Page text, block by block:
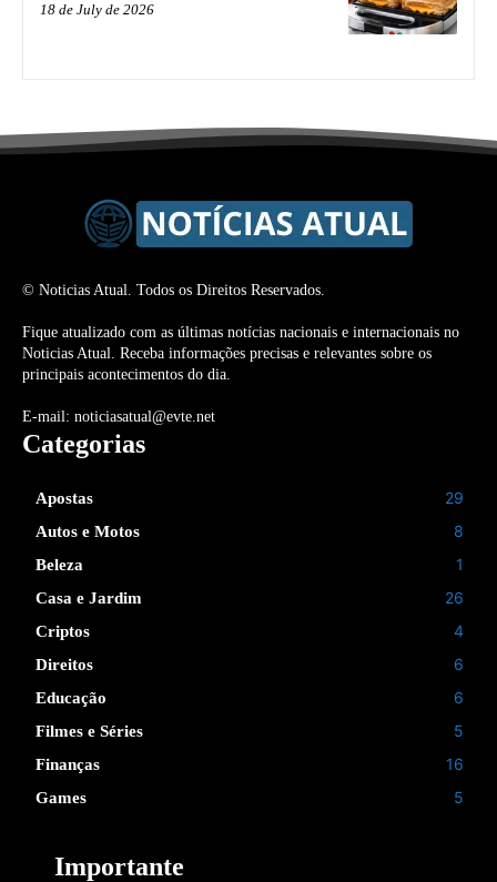
18 de July de 2026
© Noticias Atual. Todos os Direitos Reservados.
Fique atualizado com as últimas notícias nacionais e internacionais no
Noticias Atual. Receba informações precisas e relevantes sobre os
principais acontecimentos do dia.
E-mail: noticiasatual@evte.net
Categorias
Apostas 29
Autos e Motos 8
Beleza 1
Casa e Jardim 26
Criptos 4
Direitos 6
Educação 6
Filmes e Séries 5
Finanças 16
Games 5
Importante